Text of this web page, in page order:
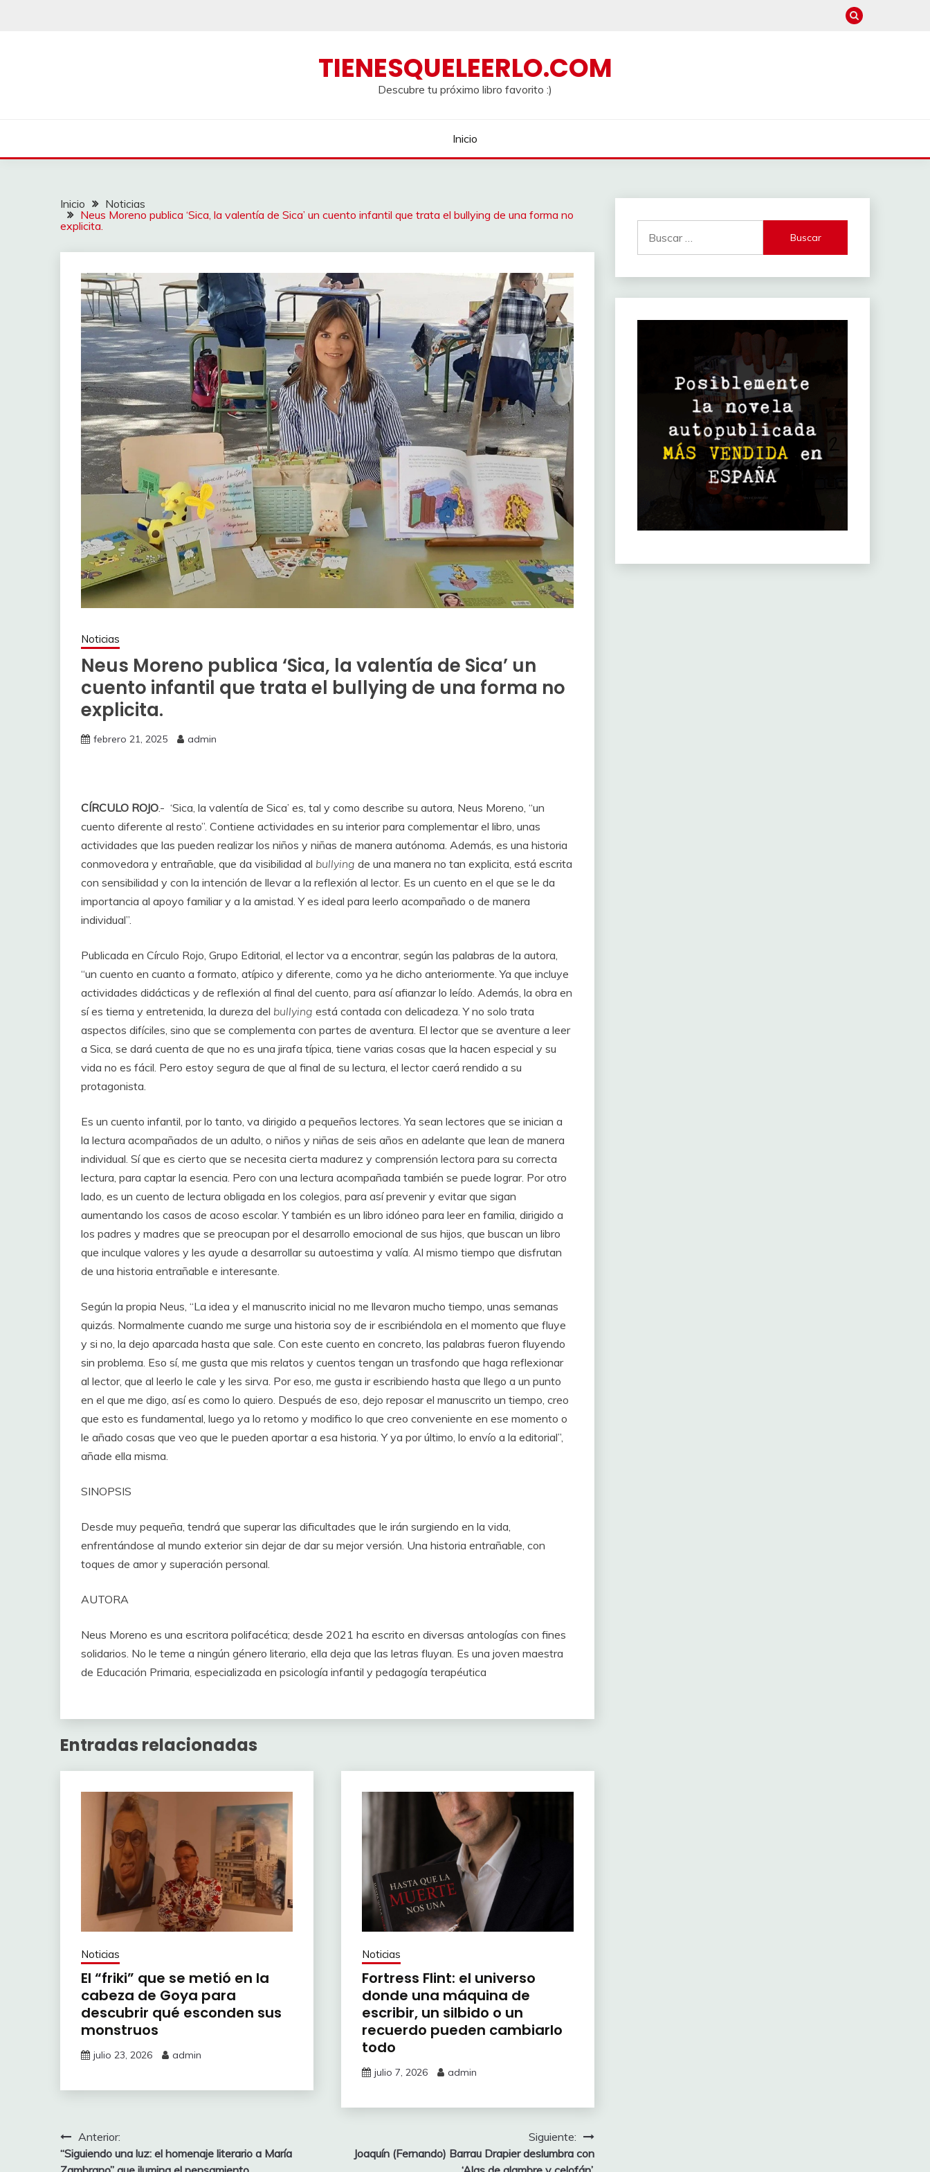
TIENESQUELEERLO.COM
Descubre tu próximo libro favorito :)
Inicio
Inicio
Noticias
Neus Moreno publica ‘Sica, la valentía de Sica’ un cuento infantil que trata el bullying de una forma no
explicita.
Noticias
Neus Moreno publica ‘Sica, la valentía de Sica’ un
cuento infantil que trata el bullying de una forma no
explicita.
febrero 21, 2025 admin
CÍRCULO ROJO.- ‘Sica, la valentía de Sica’ es, tal y como describe su autora, Neus Moreno, “un
cuento diferente al resto”. Contiene actividades en su interior para complementar el libro, unas
actividades que las pueden realizar los niños y niñas de manera autónoma. Además, es una historia
conmovedora y entrañable, que da visibilidad al bullying de una manera no tan explicita, está escrita
con sensibilidad y con la intención de llevar a la reflexión al lector. Es un cuento en el que se le da
importancia al apoyo familiar y a la amistad. Y es ideal para leerlo acompañado o de manera
individual”.
Publicada en Círculo Rojo, Grupo Editorial, el lector va a encontrar, según las palabras de la autora,
“un cuento en cuanto a formato, atípico y diferente, como ya he dicho anteriormente. Ya que incluye
actividades didácticas y de reflexión al final del cuento, para así afianzar lo leído. Además, la obra en
sí es tierna y entretenida, la dureza del bullying está contada con delicadeza. Y no solo trata
aspectos difíciles, sino que se complementa con partes de aventura. El lector que se aventure a leer
a Sica, se dará cuenta de que no es una jirafa típica, tiene varias cosas que la hacen especial y su
vida no es fácil. Pero estoy segura de que al final de su lectura, el lector caerá rendido a su
protagonista.
Es un cuento infantil, por lo tanto, va dirigido a pequeños lectores. Ya sean lectores que se inician a
la lectura acompañados de un adulto, o niños y niñas de seis años en adelante que lean de manera
individual. Sí que es cierto que se necesita cierta madurez y comprensión lectora para su correcta
lectura, para captar la esencia. Pero con una lectura acompañada también se puede lograr. Por otro
lado, es un cuento de lectura obligada en los colegios, para así prevenir y evitar que sigan
aumentando los casos de acoso escolar. Y también es un libro idóneo para leer en familia, dirigido a
los padres y madres que se preocupan por el desarrollo emocional de sus hijos, que buscan un libro
que inculque valores y les ayude a desarrollar su autoestima y valía. Al mismo tiempo que disfrutan
de una historia entrañable e interesante.
Según la propia Neus, “La idea y el manuscrito inicial no me llevaron mucho tiempo, unas semanas
quizás. Normalmente cuando me surge una historia soy de ir escribiéndola en el momento que fluye
y si no, la dejo aparcada hasta que sale. Con este cuento en concreto, las palabras fueron fluyendo
sin problema. Eso sí, me gusta que mis relatos y cuentos tengan un trasfondo que haga reflexionar
al lector, que al leerlo le cale y les sirva. Por eso, me gusta ir escribiendo hasta que llego a un punto
en el que me digo, así es como lo quiero. Después de eso, dejo reposar el manuscrito un tiempo, creo
que esto es fundamental, luego ya lo retomo y modifico lo que creo conveniente en ese momento o
le añado cosas que veo que le pueden aportar a esa historia. Y ya por último, lo envío a la editorial”,
añade ella misma.
SINOPSIS
Desde muy pequeña, tendrá que superar las dificultades que le irán surgiendo en la vida,
enfrentándose al mundo exterior sin dejar de dar su mejor versión. Una historia entrañable, con
toques de amor y superación personal.
AUTORA
Neus Moreno es una escritora polifacética; desde 2021 ha escrito en diversas antologías con fines
solidarios. No le teme a ningún género literario, ella deja que las letras fluyan. Es una joven maestra
de Educación Primaria, especializada en psicología infantil y pedagogía terapéutica
Entradas relacionadas
Noticias
El “friki” que se metió en la
cabeza de Goya para
descubrir qué esconden sus
monstruos
julio 23, 2026 admin
Noticias
Fortress Flint: el universo
donde una máquina de
escribir, un silbido o un
recuerdo pueden cambiarlo
todo
julio 7, 2026 admin
Navegación
de
Anterior:
“Siguiendo una luz: el homenaje literario a María
Siguiente:
Joaquín (Fernando) Barrau Drapier deslumbra con